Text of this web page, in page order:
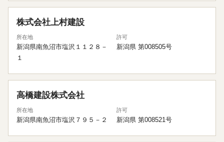
株式会社上村建設
所在地
新潟県南魚沼市塩沢１１２８－
１
許可
新潟県 第008505号
高橋建設株式会社
所在地
新潟県南魚沼市塩沢７９５－２
許可
新潟県 第008521号